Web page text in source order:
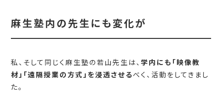
麻生塾内の先生にも変化が
私、そして同じく麻生塾の若山先生は、学内にも「映像教
材」「遠隔授業の方式」を浸透させるべく、活動をしてきまし
た。